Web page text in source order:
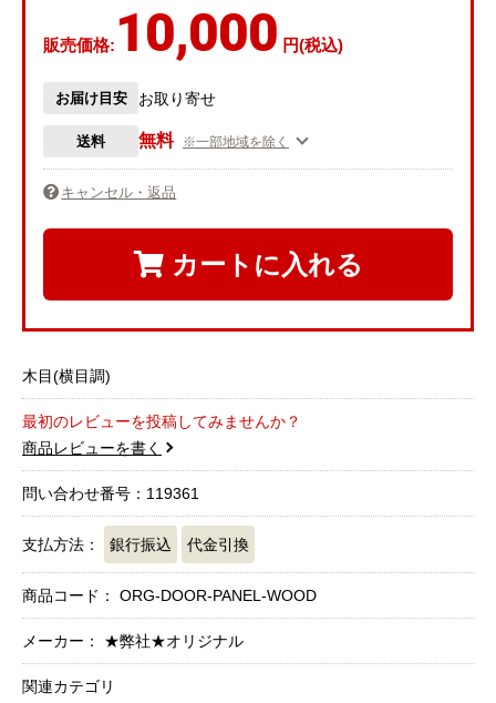
販売価格: 10,000 円(税込)
お届け目安 お取り寄せ
送料 無料 ※一部地域を除く
キャンセル・返品
カートに入れる
木目(横目調)
最初のレビューを投稿してみませんか？
商品レビューを書く
問い合わせ番号：119361
支払方法： 銀行振込 代金引換
商品コード： ORG-DOOR-PANEL-WOOD
メーカー： ★弊社★オリジナル
関連カテゴリ